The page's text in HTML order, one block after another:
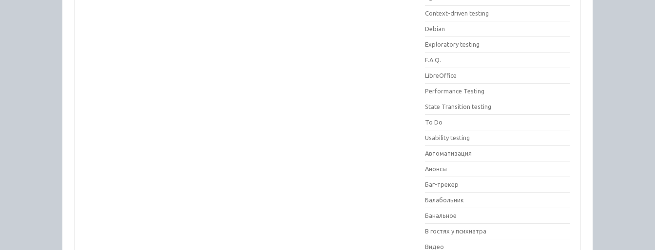
Context-driven testing
Debian
Exploratory testing
F.A.Q.
LibreOffice
Performance Testing
State Transition testing
To Do
Usability testing
Автоматизация
Анонсы
Баг-трекер
Балабольник
Банальное
В гостях у психиатра
Видео